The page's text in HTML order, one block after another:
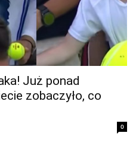
Już ponad
zobaczyło, co
0